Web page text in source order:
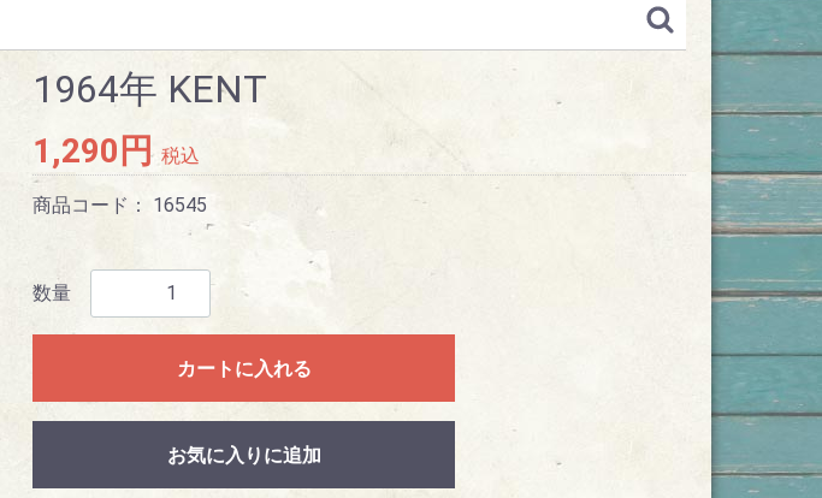
1964年 KENT
1,290円 税込
商品コード： 16545
数量
カートに入れる
お気に入りに追加